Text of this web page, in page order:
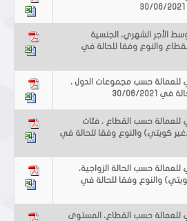
الأجر الشهري، الجنسية
والنوع وفقا للحالة في
للعمالة حسب مجموعات الدول ،
06/2021
للعمالة حسب القطاع ، فئات
غير كويتي) والنوع وفقا للحالة في
للعمالة حسب الحالة الزواجية،
والنوع وفقا للحالة في
للعمالة حسب القطاع، المستوى